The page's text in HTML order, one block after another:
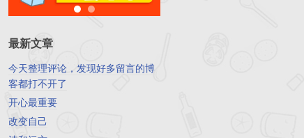
最新文章
今天整理评论，发现好多留言的博
客都打不开了
开心最重要
改变自己